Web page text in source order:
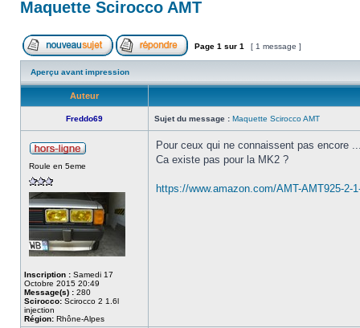
Maquette Scirocco AMT
Page 1 sur 1 [ 1 message ]
Aperçu avant impression
Auteur
Freddo69 Sujet du message : Maquette Scirocco AMT
Roule en 5eme
Inscription : Samedi 17
Octobre 2015 20:49
Message(s) : 280
Scirocco: Scirocco 2 1.6l
injection
Région: Rhône-Alpes
Pour ceux qui ne connaissent pas encore
Ca existe pas pour la MK2 ?
https://www.amazon.com/AMT-AMT925-2-